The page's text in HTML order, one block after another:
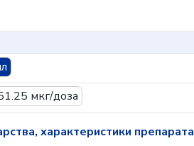
мкг/доза
характеристики препарата